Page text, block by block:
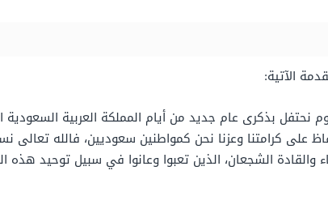
نحتفل بذكرى عام جديد من أيام المملكة العربية
على كرامتنا وعزنا نحن كمواطنين سعوديين، فالله
الشجعان، الذين تعبوا وعانوا في سبيل توحيد هذه